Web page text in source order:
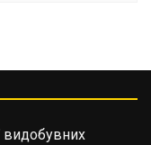
видобувних